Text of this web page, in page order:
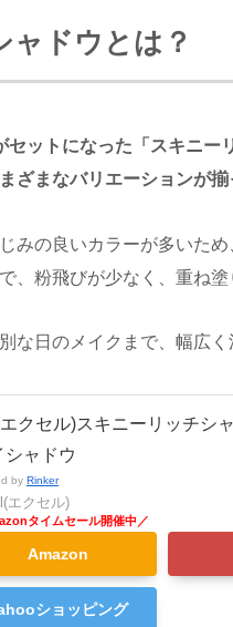
ャドウとは？
ットになった「スキニー
ざまなバリエーションが揃
みの良いカラーが多いた
、粉飛びが少なく、重ね塗
な日のメイクまで、幅広く
クセル)スキニーリッチシ
シャドウ
by Rinker
エクセル)
Amazon
ショッピング